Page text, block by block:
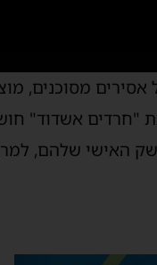
מסוכנים,
"חרדים אשדוד"
האישי שלהם,